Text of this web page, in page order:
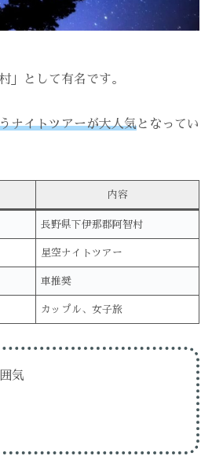
」として有名です。
ナイトツアーが大人気となってい
内容
長野県下伊那郡阿智村
星空ナイトツアー
車推奨
カップル、女子旅
気